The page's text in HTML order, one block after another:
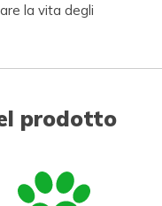
la vita degli
prodotto